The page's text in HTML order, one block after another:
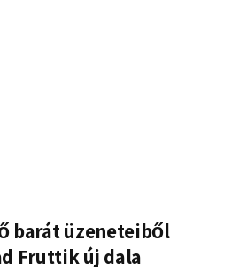
barát üzeneteiből
Fruttik új dala